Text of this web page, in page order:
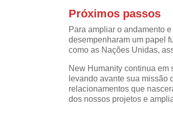
Próximos passos
Para ampliar o andamento
desempenharam um papel
como as Nações Unidas,
New Humanity continua em
levando avante sua missão
relacionamentos que
dos nossos projetos e